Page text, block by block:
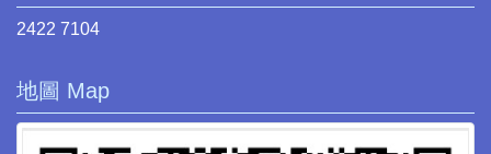
2422 7104
地圖 Map